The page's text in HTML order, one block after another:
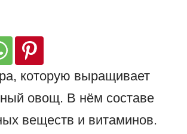
которую выращивает
овощ. В нём составе
веществ и витаминов.